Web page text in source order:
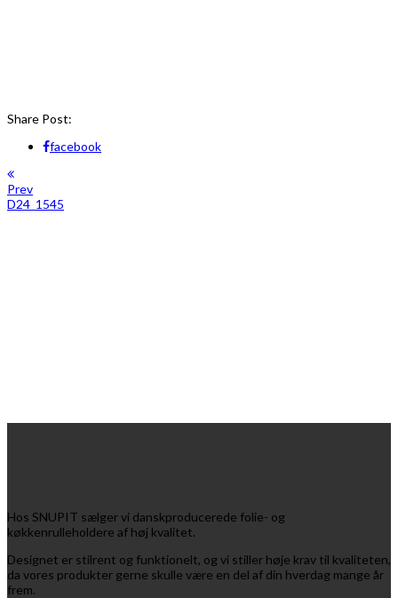
Share Post:
facebook
Prev
D24_1545
Hos SNUPIT sælger vi danskproducerede folie- og
køkkenrulleholdere af høj kvalitet.
Designet er stilrent og funktionelt, og vi stiller høje krav til kvaliteten,
da vores produkter gerne skulle være en del af din hverdag mange år
frem.